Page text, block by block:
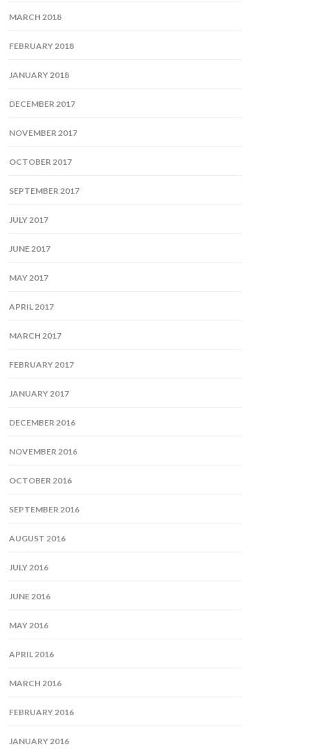
MARCH 2018
FEBRUARY 2018
JANUARY 2018
DECEMBER 2017
NOVEMBER 2017
OCTOBER 2017
SEPTEMBER 2017
JULY 2017
JUNE 2017
MAY 2017
APRIL 2017
MARCH 2017
FEBRUARY 2017
JANUARY 2017
DECEMBER 2016
NOVEMBER 2016
OCTOBER 2016
SEPTEMBER 2016
AUGUST 2016
JULY 2016
JUNE 2016
MAY 2016
APRIL 2016
MARCH 2016
FEBRUARY 2016
JANUARY 2016